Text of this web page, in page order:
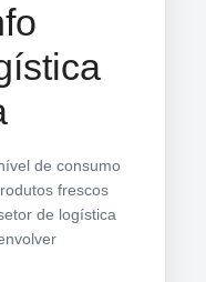
de consumo
frescos
de logística